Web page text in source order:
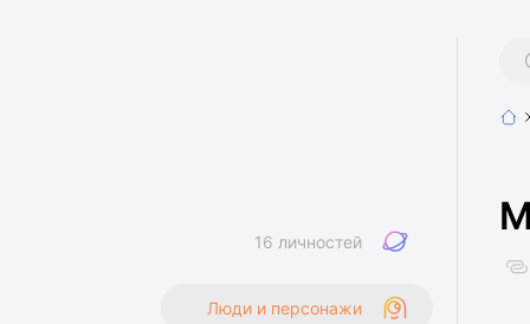
16 личностей
Люди и персонажи